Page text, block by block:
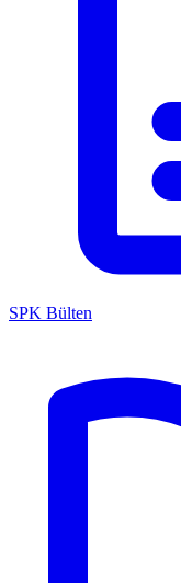
SPK Bülten